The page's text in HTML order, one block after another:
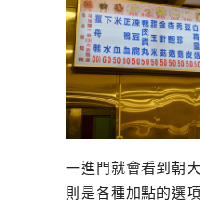
一進門就會看到朝
則是各種加點的選